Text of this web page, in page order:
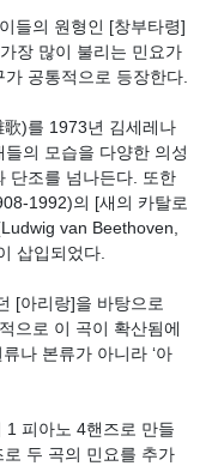
들의 원형인 [창부타령]
장 많이 불리는 민요가
가 공통적으로 등장한다.
)를 1973년 김세레나
의 모습을 다양한 의성
단조를 넘나든다. 또한
1992)의 [새의 카탈로
van Beethoven,
삽입되었다.
[아리랑]을 바탕으로
으로 이 곡이 확산됨에
나 본류가 아니라 ‘아
1 피아노 4핸즈로 만들
두 곡의 민요를 추가